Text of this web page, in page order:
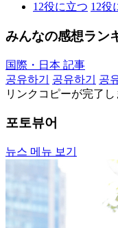
12役に立つ 12役
みんなの感想ラン
国際・日本 記事
공유하기
공유하기 공
リンクコピーが完了し
포토뷰어
뉴스 메뉴 보기